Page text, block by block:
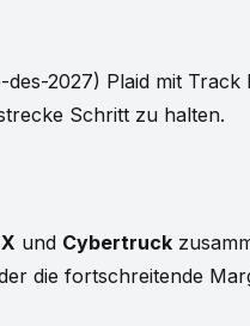
2027) Plaid mit Track
Schritt zu halten.
und Cybertruck
die fortschreitende